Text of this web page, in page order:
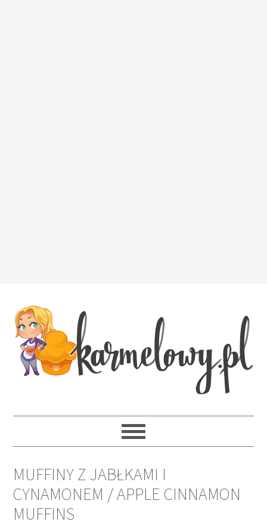
MUFFINY Z JABŁKAMI I
CYNAMONEM / APPLE CINNAMON
MUFFINS